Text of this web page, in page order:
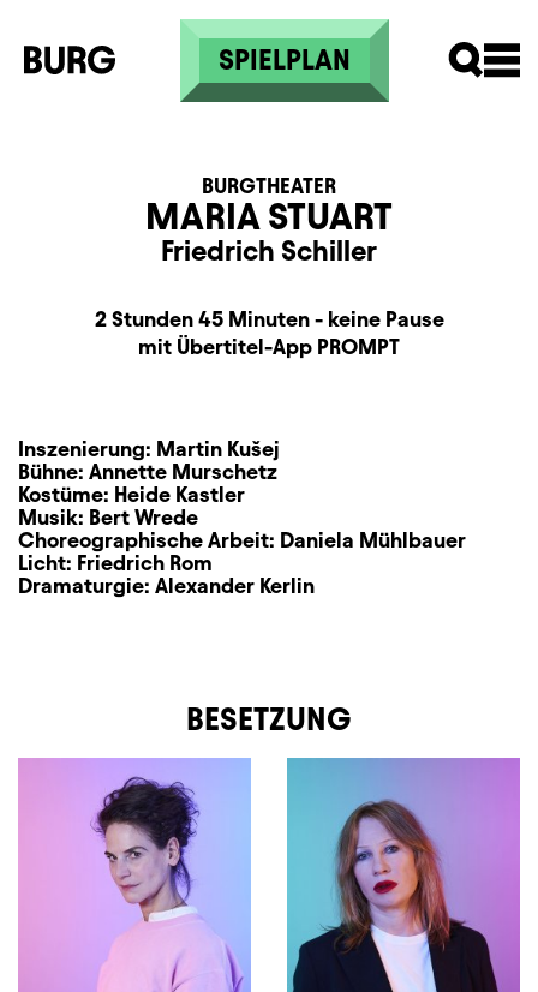
Direkt zum Inhalt
SPIELPLAN
MARIA STUART
BURGTHEATER
Friedrich Schiller
BeschreibungInformation
Dauer und Pausen
2 Stunden 45 Minuten - keine Pause
Zusatzinformationmit Übertitel-App PROMPT
Inszenierung: Martin Kušej
Bühne: Annette Murschetz
Kostüme: Heide Kastler
Musik: Bert Wrede
Choreographische Arbeit: Daniela Mühlbauer
Licht: Friedrich Rom
Dramaturgie: Alexander Kerlin
BESETZUNG